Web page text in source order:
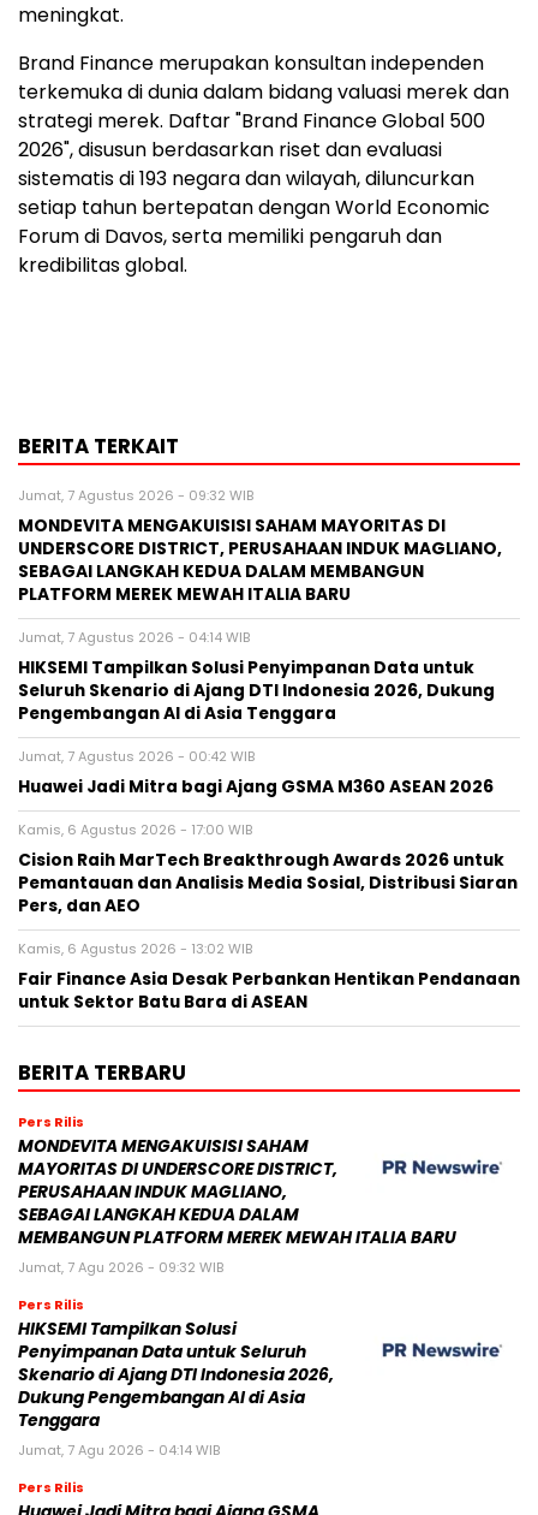
meningkat.
Brand Finance merupakan konsultan independen
terkemuka di dunia dalam bidang valuasi merek dan
strategi merek. Daftar "Brand Finance Global 500
2026", disusun berdasarkan riset dan evaluasi
sistematis di 193 negara dan wilayah, diluncurkan
setiap tahun bertepatan dengan World Economic
Forum di Davos, serta memiliki pengaruh dan
kredibilitas global.
BERITA TERKAIT
Jumat, 7 Agustus 2026 - 09:32 WIB
MONDEVITA MENGAKUISISI SAHAM MAYORITAS DI
UNDERSCORE DISTRICT, PERUSAHAAN INDUK MAGLIANO,
SEBAGAI LANGKAH KEDUA DALAM MEMBANGUN
PLATFORM MEREK MEWAH ITALIA BARU
Jumat, 7 Agustus 2026 - 04:14 WIB
HIKSEMI Tampilkan Solusi Penyimpanan Data untuk
Seluruh Skenario di Ajang DTI Indonesia 2026, Dukung
Pengembangan AI di Asia Tenggara
Jumat, 7 Agustus 2026 - 00:42 WIB
Huawei Jadi Mitra bagi Ajang GSMA M360 ASEAN 2026
Kamis, 6 Agustus 2026 - 17:00 WIB
Cision Raih MarTech Breakthrough Awards 2026 untuk
Pemantauan dan Analisis Media Sosial, Distribusi Siaran
Pers, dan AEO
Kamis, 6 Agustus 2026 - 13:02 WIB
Fair Finance Asia Desak Perbankan Hentikan Pendanaan
untuk Sektor Batu Bara di ASEAN
BERITA TERBARU
Pers Rilis
MONDEVITA MENGAKUISISI SAHAM
MAYORITAS DI UNDERSCORE DISTRICT,
PERUSAHAAN INDUK MAGLIANO,
SEBAGAI LANGKAH KEDUA DALAM
MEMBANGUN PLATFORM MEREK MEWAH ITALIA BARU
Jumat, 7 Agu 2026 - 09:32 WIB
Pers Rilis
HIKSEMI Tampilkan Solusi
Penyimpanan Data untuk Seluruh
Skenario di Ajang DTI Indonesia 2026,
Dukung Pengembangan AI di Asia
Tenggara
Jumat, 7 Agu 2026 - 04:14 WIB
Pers Rilis